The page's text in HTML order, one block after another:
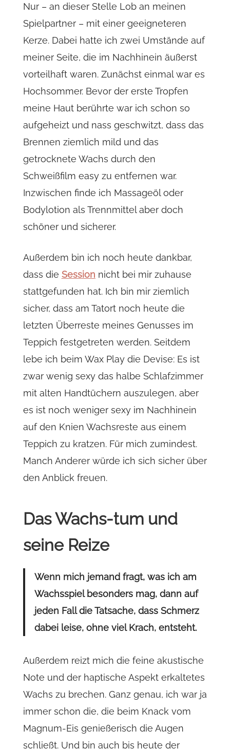
Nur – an dieser Stelle Lob an meinen
Spielpartner – mit einer geeigneteren
Kerze. Dabei hatte ich zwei Umstände auf
meiner Seite, die im Nachhinein äußerst
vorteilhaft waren. Zunächst einmal war es
Hochsommer. Bevor der erste Tropfen
meine Haut berührte war ich schon so
aufgeheizt und nass geschwitzt, dass das
Brennen ziemlich mild und das
getrocknete Wachs durch den
Schweißfilm easy zu entfernen war.
Inzwischen finde ich Massageöl oder
Bodylotion als Trennmittel aber doch
schöner und sicherer.
Außerdem bin ich noch heute dankbar,
dass die Session nicht bei mir zuhause
stattgefunden hat. Ich bin mir ziemlich
sicher, dass am Tatort noch heute die
letzten Überreste meines Genusses im
Teppich festgetreten werden. Seitdem
lebe ich beim Wax Play die Devise: Es ist
zwar wenig sexy das halbe Schlafzimmer
mit alten Handtüchern auszulegen, aber
es ist noch weniger sexy im Nachhinein
auf den Knien Wachsreste aus einem
Teppich zu kratzen. Für mich zumindest.
Manch Anderer würde ich sich sicher über
den Anblick freuen.
Das Wachs-tum und
seine Reize
Wenn mich jemand fragt, was ich am
Wachsspiel besonders mag, dann auf
jeden Fall die Tatsache, dass Schmerz
dabei leise, ohne viel Krach, entsteht.
Außerdem reizt mich die feine akustische
Note und der haptische Aspekt erkaltetes
Wachs zu brechen. Ganz genau, ich war ja
immer schon die, die beim Knack vom
Magnum-Eis genießerisch die Augen
schließt. Und bin auch bis heute der